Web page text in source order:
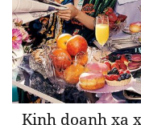
Kinh doanh xa